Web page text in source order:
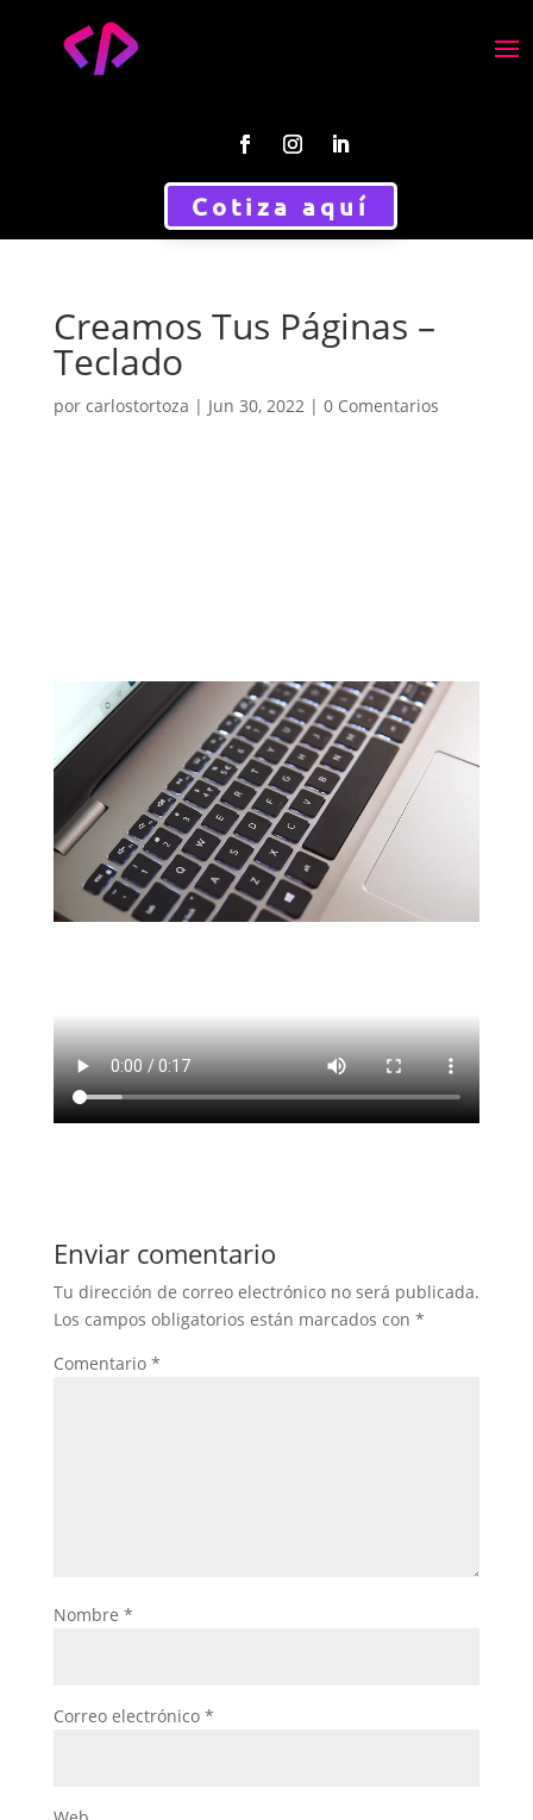
Cotiza aquí
Creamos Tus Páginas –
Teclado
por carlostortoza | Jun 30, 2022| 0 Comentarios
Enviar comentario
Tu dirección de correo electrónico no será publicada.
Los campos obligatorios están marcados con *
Comentario *
Nombre *
Correo electrónico *